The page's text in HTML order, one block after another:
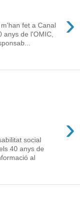
›
fet a Canal
anys de l'OMIC,
›
social
40 anys de
al